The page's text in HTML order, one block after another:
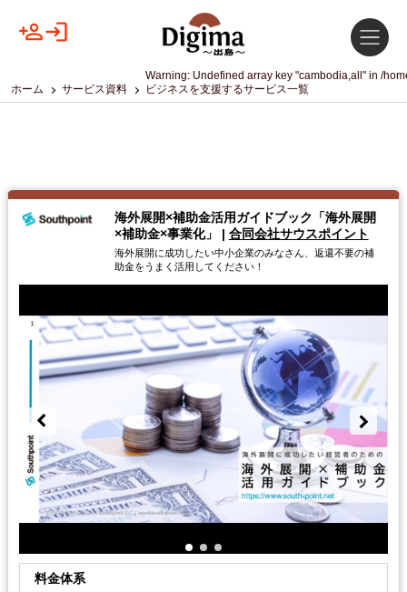
ホーム サービス資料
Warning: Undefined array key "cambodia,all" in /
ビジネスを支援するサービス一覧
海外展開×補助金活用ガイドブック「海外展開
×補助金×事業化」 | 合同会社サウスポイント
海外展開に成功したい中小企業のみなさん、返還不要の補
助金をうまく活用してください！
料金体系